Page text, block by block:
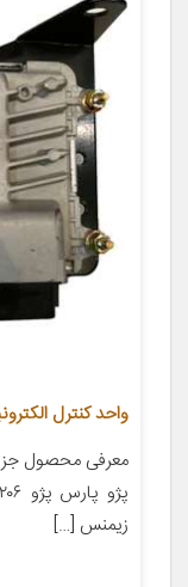
واحد كنترل
زیمنس […]